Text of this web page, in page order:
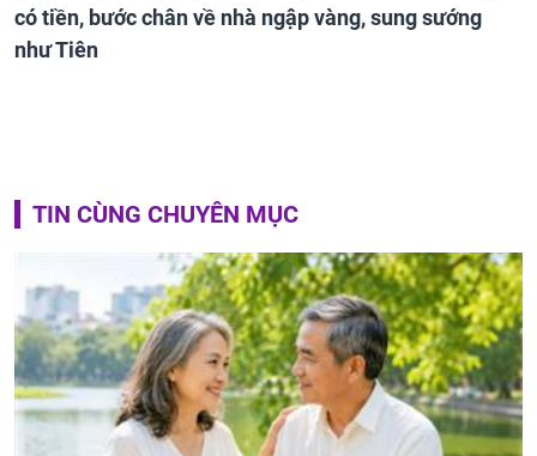
có tiền, bước chân về nhà ngập vàng, sung sướng
như Tiên
TIN CÙNG CHUYÊN MỤC